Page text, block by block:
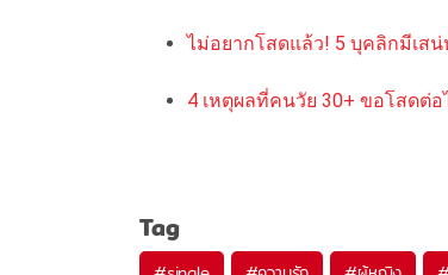
ไม่อยากโสดแล้ว! 5 บุคลิกมีเส
4 เหตุผลที่คนวัย 30+ ขอโสดต่
Tag